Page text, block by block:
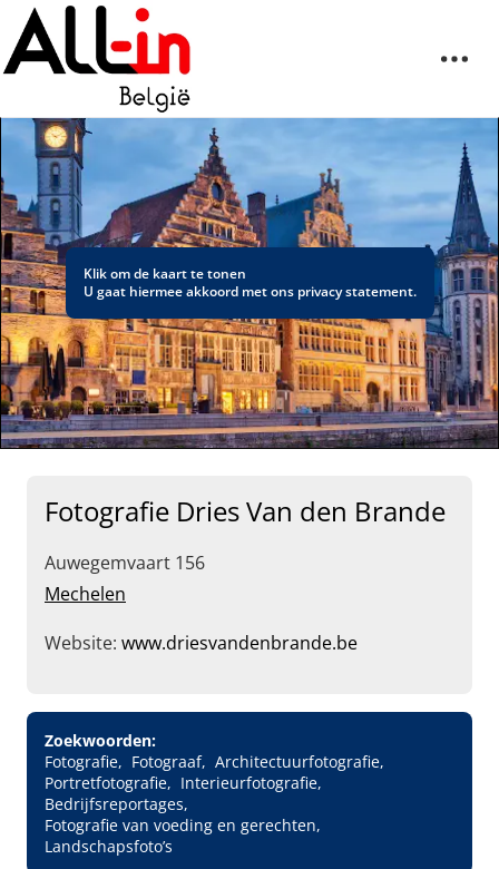
Klik om de kaart te tonen
U gaat hiermee akkoord met ons privacy statement.
Fotografie Dries Van den Brande
Auwegemvaart 156
Mechelen
Website: www.driesvandenbrande.be
Zoekwoorden:
Fotografie
Fotograaf
Architectuurfotografie
Portretfotografie
Interieurfotografie
Bedrijfsreportages
Fotografie van voeding en gerechten
Landschapsfoto’s